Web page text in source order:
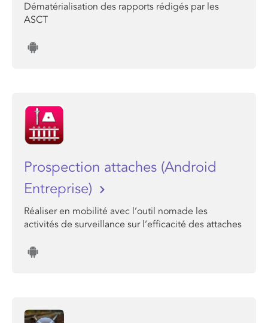
Dématérialisation des rapports rédigés par les
ASCT
Prospection attaches (Android
Entreprise)
Réaliser en mobilité avec l’outil nomade les
activités de surveillance sur l’efficacité des attaches